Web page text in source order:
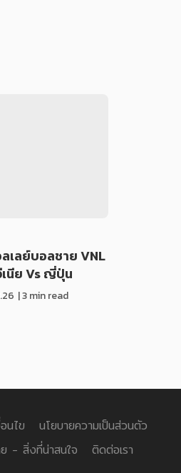
เลย์บอลชาย VNL
นีย Vs ญี่ปุ่น
| 3 min read
นไข
นโยบายความเป็นส่วนตัว
- สิ่งที่น่าสนใจ
ติดต่อเรา